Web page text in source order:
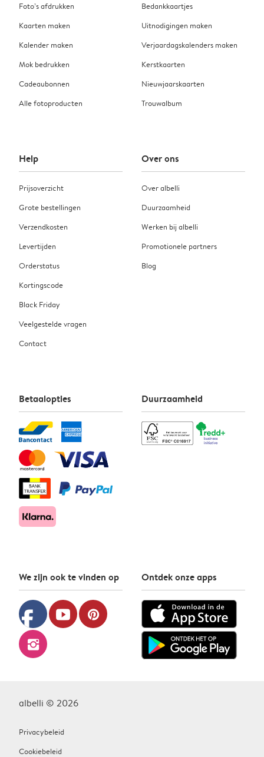
Foto’s afdrukken
Kaarten maken
Kalender maken
Mok bedrukken
Cadeaubonnen
Alle fotoproducten
Bedankkaartjes
Uitnodigingen maken
Verjaardagskalenders maken
Kerstkaarten
Nieuwjaarskaarten
Trouwalbum
Help
Prijsoverzicht
Grote bestellingen
Verzendkosten
Levertijden
Orderstatus
Kortingscode
Black Friday
Veelgestelde vragen
Contact
Over ons
Over albelli
Duurzaamheid
Werken bij albelli
Promotionele partners
Blog
Betaalopties Duurzaamheid
We zijn ook te vinden op
facebook youtube pinterest
instagram
Ontdek onze apps
albelli © 2026
Privacybeleid
Cookiebeleid